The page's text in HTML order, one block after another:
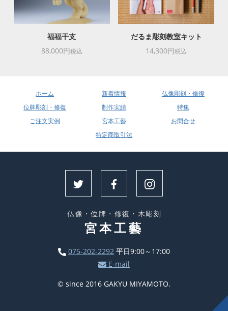
福福干支
88,000円税込
だるま彫刻教室キット
14,300円税込
ホーム 新着情報
仏像彫刻・修復
位牌彫刻・修復
制作実績
特集
ご注文実例
宮本工藝
お問合せ
特定商取引法
仏像・位牌・修復・木彫刻
宮本工藝
075-202-2292 平日9:00～17:00
E-mail
© since 2016 GAKYU MIYAMOTO.